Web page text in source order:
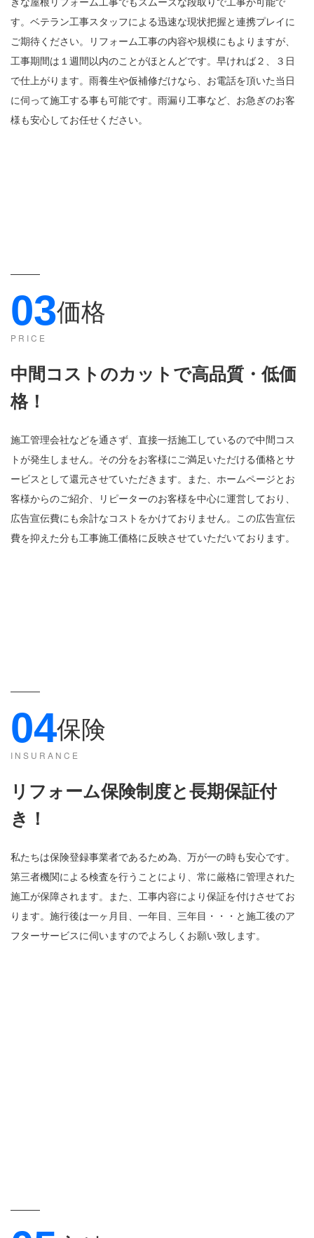
す。ベテラン工事スタッフによる迅速な現状把握と連携プレイに
ご期待ください。リフォーム工事の内容や規模にもよりますが、
工事期間は１週間以内のことがほとんどです。早ければ２、３日
で仕上がります。雨養生や仮補修だけなら、お電話を頂いた当日
に伺って施工する事も可能です。雨漏り工事など、お急ぎのお客
様も安心してお任せください。
03価格
PRICE
中間コストのカットで高品質・低価
格！
施工管理会社などを通さず、直接一括施工しているので中間コス
トが発生しません。その分をお客様にご満足いただける価格とサ
ービスとして還元させていただきます。また、ホームページとお
客様からのご紹介、リピーターのお客様を中心に運営しており、
広告宣伝費にも余計なコストをかけておりません。この広告宣伝
費を抑えた分も工事施工価格に反映させていただいております。
04保険
INSURANCE
リフォーム保険制度と長期保証付
き ！
私たちは保険登録事業者であるため為、万が一の時も安心です。
第三者機関による検査を行うことにより、常に厳格に管理された
施工が保障されます。また、工事内容により保証を付けさせてお
ります。施行後は一ヶ月目、一年目、三年目・・・と施工後のア
フターサービスに伺いますのでよろしくお願い致します。